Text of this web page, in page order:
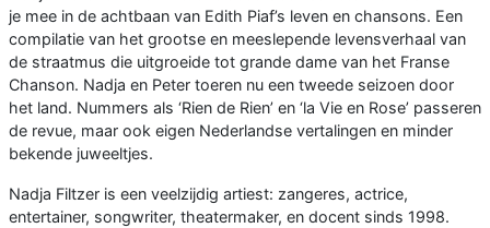
je mee in de achtbaan van Edith Piaf’s leven en chansons. Een
compilatie van het grootse en meeslepende levensverhaal van
de straatmus die uitgroeide tot grande dame van het Franse
Chanson. Nadja en Peter toeren nu een tweede seizoen door
het land. Nummers als ‘Rien de Rien’ en ‘la Vie en Rose’ passeren
de revue, maar ook eigen Nederlandse vertalingen en minder
bekende juweeltjes.
Nadja Filtzer is een veelzijdig artiest: zangeres, actrice,
entertainer, songwriter, theatermaker, en docent sinds 1998.